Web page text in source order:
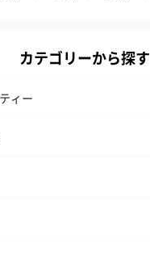
カテゴリーから探す
ィー